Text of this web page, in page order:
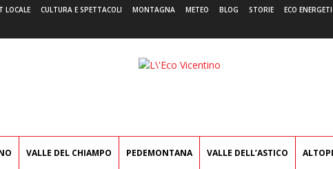
LOCALE CULTURA E SPETTACOLI MONTAGNA METEO BLOG STORIE ECO
L'Eco
VALLE DEL CHIAMPO PEDEMONTANA VALLE DELL’ASTICO